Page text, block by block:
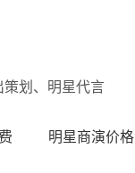
策划、明星代言
明星商演价格